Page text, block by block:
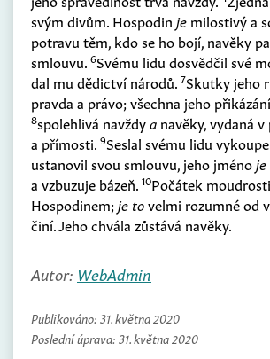
svým divům. Hospodin je milostivý a
potravu těm, kdo se ho bojí, navěky
smlouvu. 6Svému lidu dosvědčil své
dal mu dědictví národů. 7Skutky jeho
pravda a právo; všechna jeho
8spolehlivá navždya navěky, vydaná v
a přímosti. 9Seslal svému lidu
ustanovil svou smlouvu, jeho jménoje
a vzbuzuje bázeň. 10Počátek moudrosti
Hospodinem; je tovelmi rozumné od
činí. Jeho chvála zůstává navěky.
Autor: WebAdmin
Publikováno: 31. května 2020
Poslední úprava: 31. května 2020